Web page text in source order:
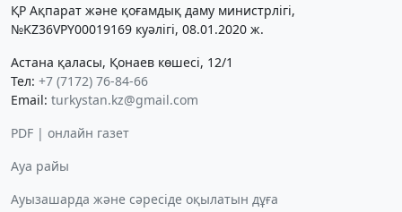
ҚР Ақпарат және қоғамдық даму министрлігі,
№KZ36VPY00019169 куәлігі, 08.01.2020 ж.
Астана қаласы, Қонаев көшесі, 12/1
Тел: +7 (7172) 76-84-66
Email: turkystan.kz@gmail.com
PDF | онлайн газет
Ауа райы
Ауызашарда және сәресіде оқылатын дұға